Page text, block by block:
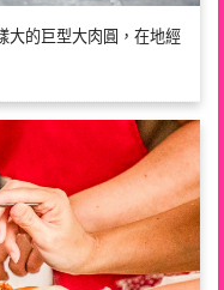
大的巨型大肉圓，在地經